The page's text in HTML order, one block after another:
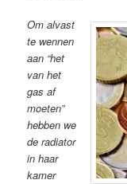
Om alvast
te wennen
aan “het
van het
gas af
moeten”
hebben we
de radiator
in haar
kamer